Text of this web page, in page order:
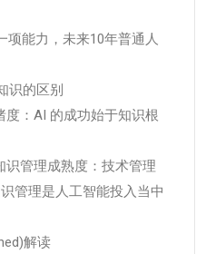
项能力，未来10年普通人
识的区别
：AI 的成功始于知识根
管理成熟度：技术管理
管理是人工智能投入当中
解读